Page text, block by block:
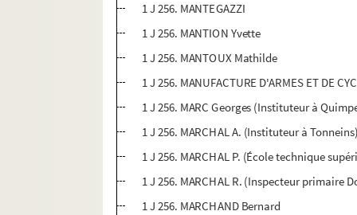
1 J 256. MANTEGAZZI
1 J 256. MANTION Yvette
1 J 256. MANTOUX Mathilde
1 J 256. MANUFACTURE D'ARMES ET DE
1 J 256. MARC Georges (Instituteur à
1 J 256. MARCHAL A. (Instituteur à
1 J 256. MARCHAL P. (École technique
1 J 256. MARCHAL R. (Inspecteur primaire
1 J 256. MARCHAND Bernard